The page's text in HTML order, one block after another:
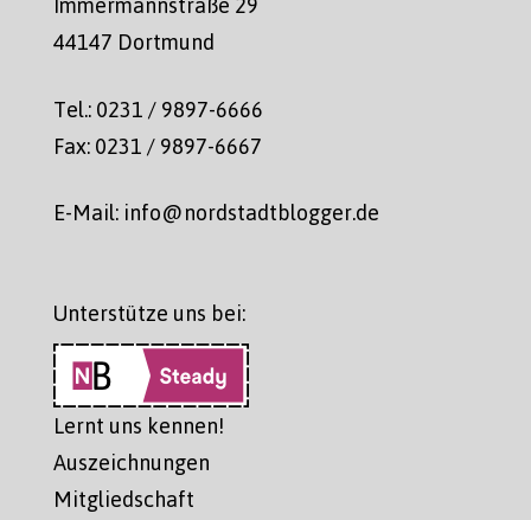
44147 Dortmund
Tel.: 0231 / 9897-6666
Fax: 0231 / 9897-6667
E-Mail: info@nordstadtblogger.de
Unterstütze uns bei:
Lernt uns kennen!
Auszeichnungen
Mitgliedschaft